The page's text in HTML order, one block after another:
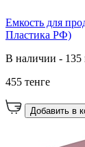
Емкость для
Пластика РФ)
В наличии - 135
455 тенге
Добавить в